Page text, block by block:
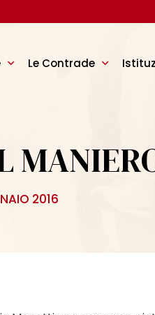
Le Contrade
2016